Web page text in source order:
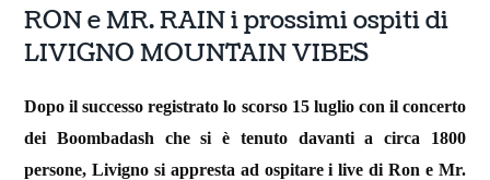
RON e MR. RAIN i prossimi ospiti di
LIVIGNO MOUNTAIN VIBES
Dopo il successo registrato lo scorso 15 luglio con il concerto
dei Boombadash che si è tenuto davanti a circa 1800
persone, Livigno si appresta ad ospitare i live di Ron e Mr.